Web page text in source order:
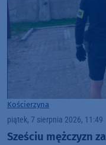
Kościerzyna
piątek, 7 sierpnia 2026, 11:49
Sześciu mężczyzn